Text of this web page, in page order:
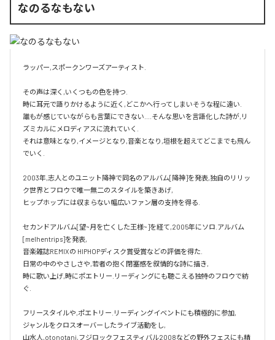
なのるなもない
ラッパー,スポークンワーズアーティスト.
その声は深く,いくつもの色を持つ.
時に耳元で語りかけるように近く,どこかへ行ってしまいそうな程に遠い.
誰もが感じていながらも言葉にできない....そんな思いを言語化した詩が,リ
ズミカルにメロディアスに流れていく.
それは意味となり,イメージとなり,音楽となり,垣根を超えてどこまでも飛ん
でいく.
2003年,志人とのユニット降神で同名のアルバム[降神]を発表,独自のリリッ
ク世界とフロウで唯一無二のスタイルを築きあげ,
ヒップホップには収まらない幅広いファン層の支持を得る.
セカンドアルバム[望~月を亡くした王様~]を経て,2005年にソロ.アルバム
[melhentrips]を発表,
音楽雑誌REMIXの HIPHOPディスク賞受賞などの評価を得た.
日常の中のやさしさや,若者の抱く閉塞感を叙情的な詩に描き,
時に歌い上げ,時にポエトリー.リーディングにも聴こえる独特のフロウで紡
ぐ.
フリースタイルや,ポエトリー.リーディングイベントにも積極的に参加,
ジャンルをクロスオーバーしたライブ活動をし,
山水人,otonotani,フジロックフェスティバル2008などの野外フェスにも精